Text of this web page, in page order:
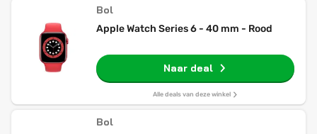
Bol
Apple Watch Series 6 - 40 mm - Rood
Naar deal
Alle deals van deze winkel
Bol